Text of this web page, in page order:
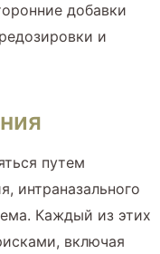
добавки
и
путем
интраназального
Каждый из этих
включая